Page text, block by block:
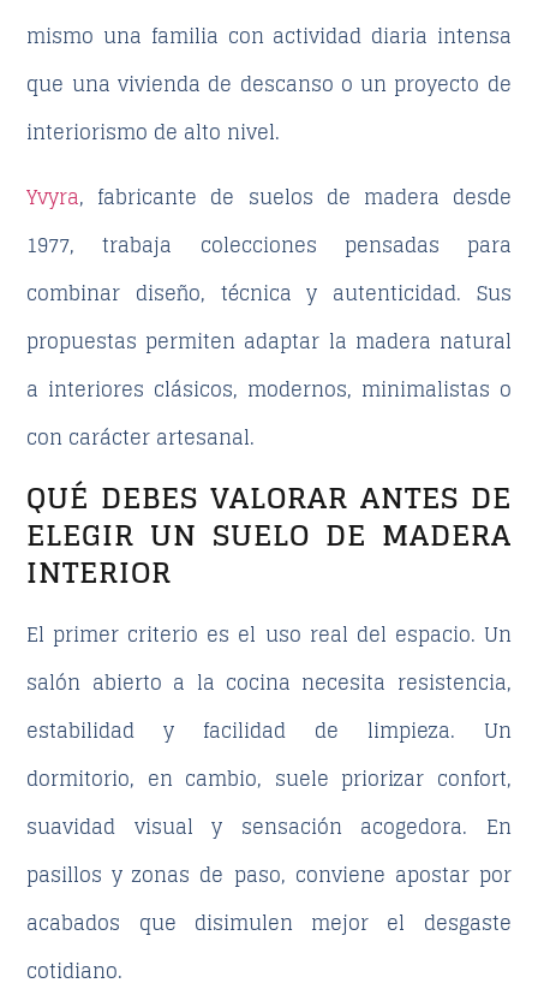
mismo una familia con actividad diaria intensa
que una vivienda de descanso o un proyecto de
interiorismo de alto nivel.
Yvyra, fabricante de suelos de madera desde
1977, trabaja colecciones pensadas para
combinar diseño, técnica y autenticidad. Sus
propuestas permiten adaptar la madera natural
a interiores clásicos, modernos, minimalistas o
con carácter artesanal.
QUÉ DEBES VALORAR ANTES DE
ELEGIR UN SUELO DE MADERA
INTERIOR
El primer criterio es el uso real del espacio. Un
salón abierto a la cocina necesita resistencia,
estabilidad y facilidad de limpieza. Un
dormitorio, en cambio, suele priorizar confort,
suavidad visual y sensación acogedora. En
pasillos y zonas de paso, conviene apostar por
acabados que disimulen mejor el desgaste
cotidiano.